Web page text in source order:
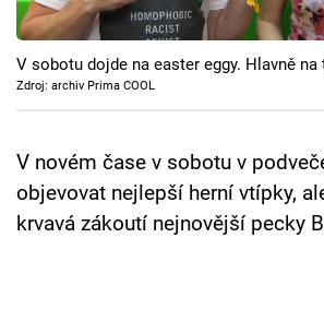
Cool Esport
Pořady
Sledujte prima+
V sobotu dojde na easter eggy. Hlavně na
Zdroj: archiv Prima COOL
V novém čase v sobotu v
objevovat nejlepší herní vtípky,
krvavá zákoutí nejnovější pecky